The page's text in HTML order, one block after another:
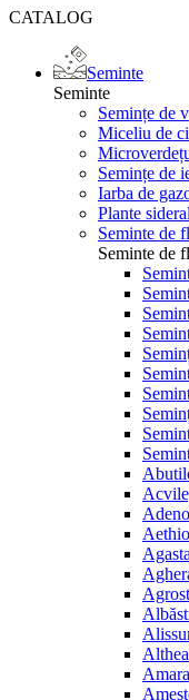
CATALOG
Seminte
Seminte
Semințe de
Miceliu de
Semințe de
Iarba de
Plante
Seminte de
Seminte de